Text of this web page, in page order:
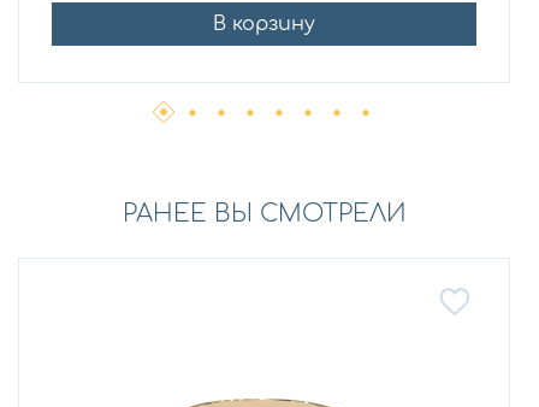
В корзину
РАНЕЕ ВЫ СМОТРЕЛИ